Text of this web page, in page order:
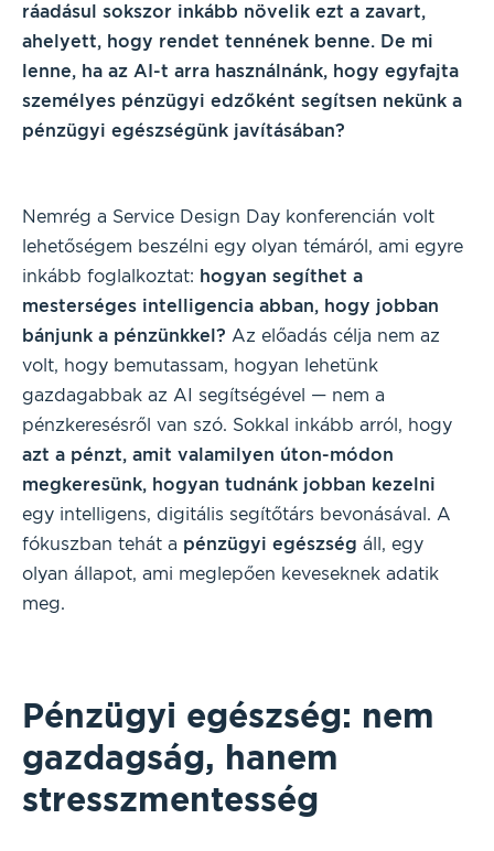
ráadásul sokszor inkább növelik ezt a zavart,
ahelyett, hogy rendet tennének benne. De mi
lenne, ha az AI-t arra használnánk, hogy egyfajta
személyes pénzügyi edzőként segítsen nekünk a
pénzügyi egészségünk javításában?
Nemrég a Service Design Day konferencián volt
lehetőségem beszélni egy olyan témáról, ami egyre
inkább foglalkoztat: hogyan segíthet a
mesterséges intelligencia abban, hogy jobban
bánjunk a pénzünkkel? Az előadás célja nem az
volt, hogy bemutassam, hogyan lehetünk
gazdagabbak az AI segítségével — nem a
pénzkeresésről van szó. Sokkal inkább arról, hogy
azt a pénzt, amit valamilyen úton-módon
megkeresünk, hogyan tudnánk jobban kezelni
egy intelligens, digitális segítőtárs bevonásával. A
fókuszban tehát a pénzügyi egészség áll, egy
olyan állapot, ami meglepően keveseknek adatik
meg.
Pénzügyi egészség: nem
gazdagság, hanem
stresszmentesség